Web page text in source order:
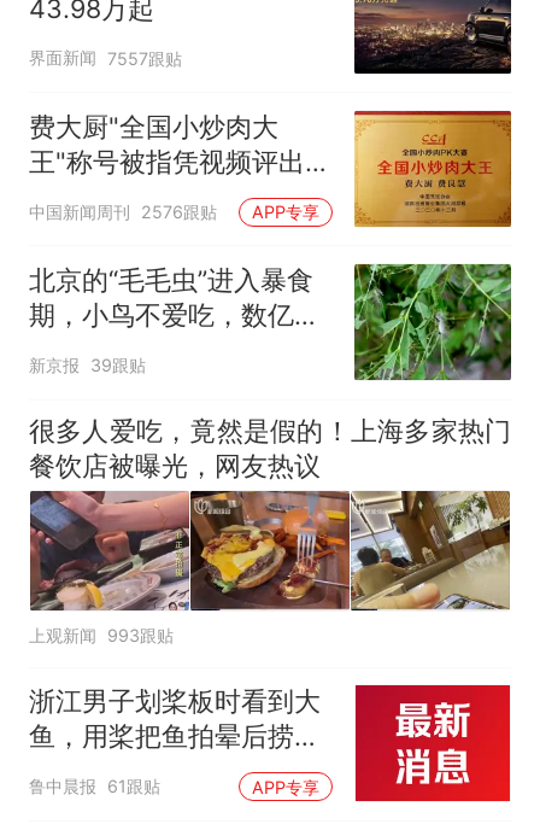
43.98万起
界面新闻 7557跟贴
费大厨"全国小炒肉大
王"称号被指凭视频评出
官方回应
中国新闻周刊 2576跟贴 APP专享
北京的“毛毛虫”进入暴食
期，小鸟不爱吃，数亿头
小蜂迎战
新京报 39跟贴
很多人爱吃，竟然是假的！上海多家热门
餐饮店被曝光，网友热议
上观新闻 993跟贴
浙江男子划桨板时看到大
鱼，用桨把鱼拍晕后捞
起；当事人：鱼重7斤6
两，做成红烧辣子鱼块，
鲁中晨报 61跟贴 APP专享